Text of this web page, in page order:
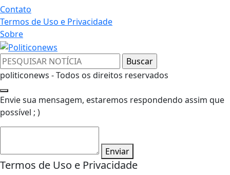
Contato
Termos de Uso e Privacidade
Sobre
politiconews - Todos os direitos reservados
Envie sua mensagem, estaremos respondendo assim que
possível ; )
Enviar
Termos de Uso e Privacidade